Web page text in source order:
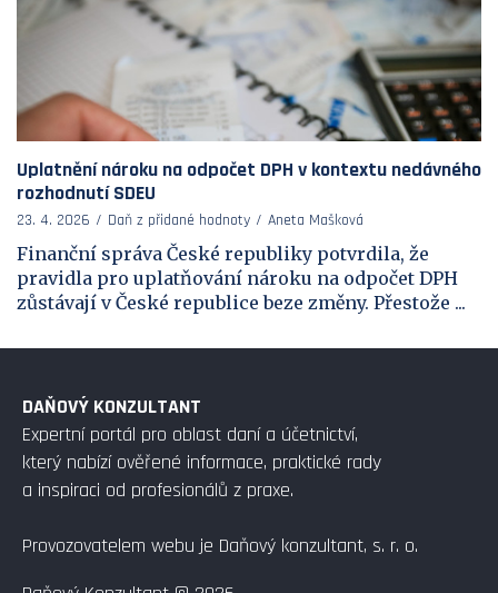
Uplatnění nároku na odpočet DPH v kontextu nedávného
rozhodnutí SDEU
23. 4. 2026 Daň z přidané hodnoty Aneta Mašková
Finanční správa České republiky potvrdila, že
pravidla pro uplatňování nároku na odpočet DPH
zůstávají v České republice beze změny. Přestože ...
DAŇOVÝ KONZULTANT
Expertní portál pro oblast daní a účetnictví,
který nabízí ověřené informace, praktické rady
a inspiraci od profesionálů z praxe.
Provozovatelem webu je Daňový konzultant, s. r. o.